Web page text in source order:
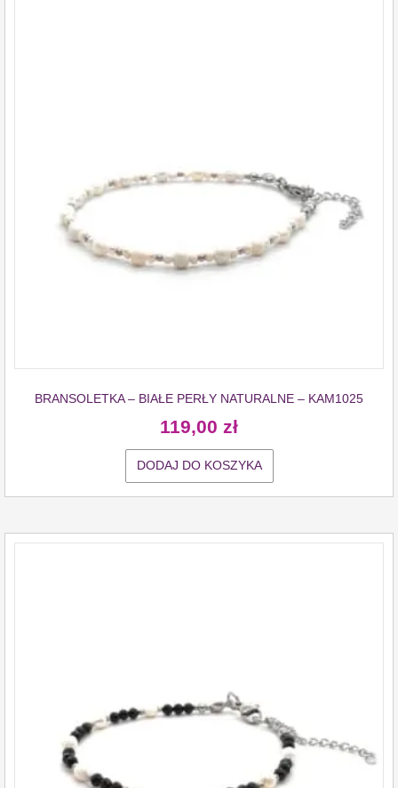
BRANSOLETKA – BIAŁE PERŁY NATURALNE – KAM1025
119,00 zł
DODAJ DO KOSZYKA